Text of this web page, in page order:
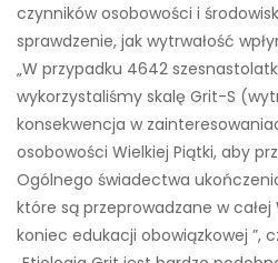
czynników osobowości i
sprawdzenie, jak wytrwałość
„W przypadku 4642
wykorzystaliśmy skalę Grit-S
konsekwencja w
osobowości Wielkiej Piątki, aby
Ogólnego świadectwa
które są przeprowadzane w całej
koniec edukacji obowiązkowej ”,